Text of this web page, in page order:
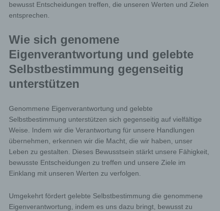
bewusst Entscheidungen treffen, die unseren Werten und Zielen
entsprechen.
Wie sich genomene
Eigenverantwortung und gelebte
Selbstbestimmung gegenseitig
unterstützen
Genommene Eigenverantwortung und gelebte
Selbstbestimmung unterstützen sich gegenseitig auf vielfältige
Weise. Indem wir die Verantwortung für unsere Handlungen
übernehmen, erkennen wir die Macht, die wir haben, unser
Leben zu gestalten. Dieses Bewusstsein stärkt unsere Fähigkeit,
bewusste Entscheidungen zu treffen und unsere Ziele im
Einklang mit unseren Werten zu verfolgen.
Umgekehrt fördert gelebte Selbstbestimmung die genommene
Eigenverantwortung, indem es uns dazu bringt, bewusst zu